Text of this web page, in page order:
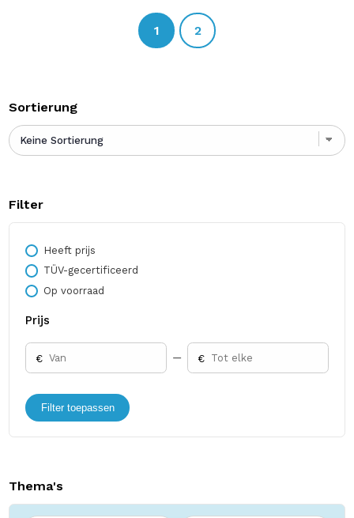
Sortierung
Filter
Heeft prijs
TÜV-gecertificeerd
Op voorraad
Prijs
€ €
Filter toepassen
Thema's
Toon details
1 2